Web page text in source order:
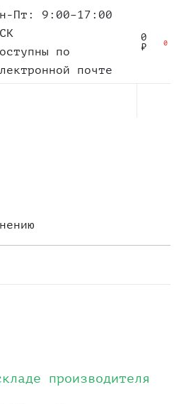
Пт: 9:00–17:00
по
почте
0
₽
0
производителя